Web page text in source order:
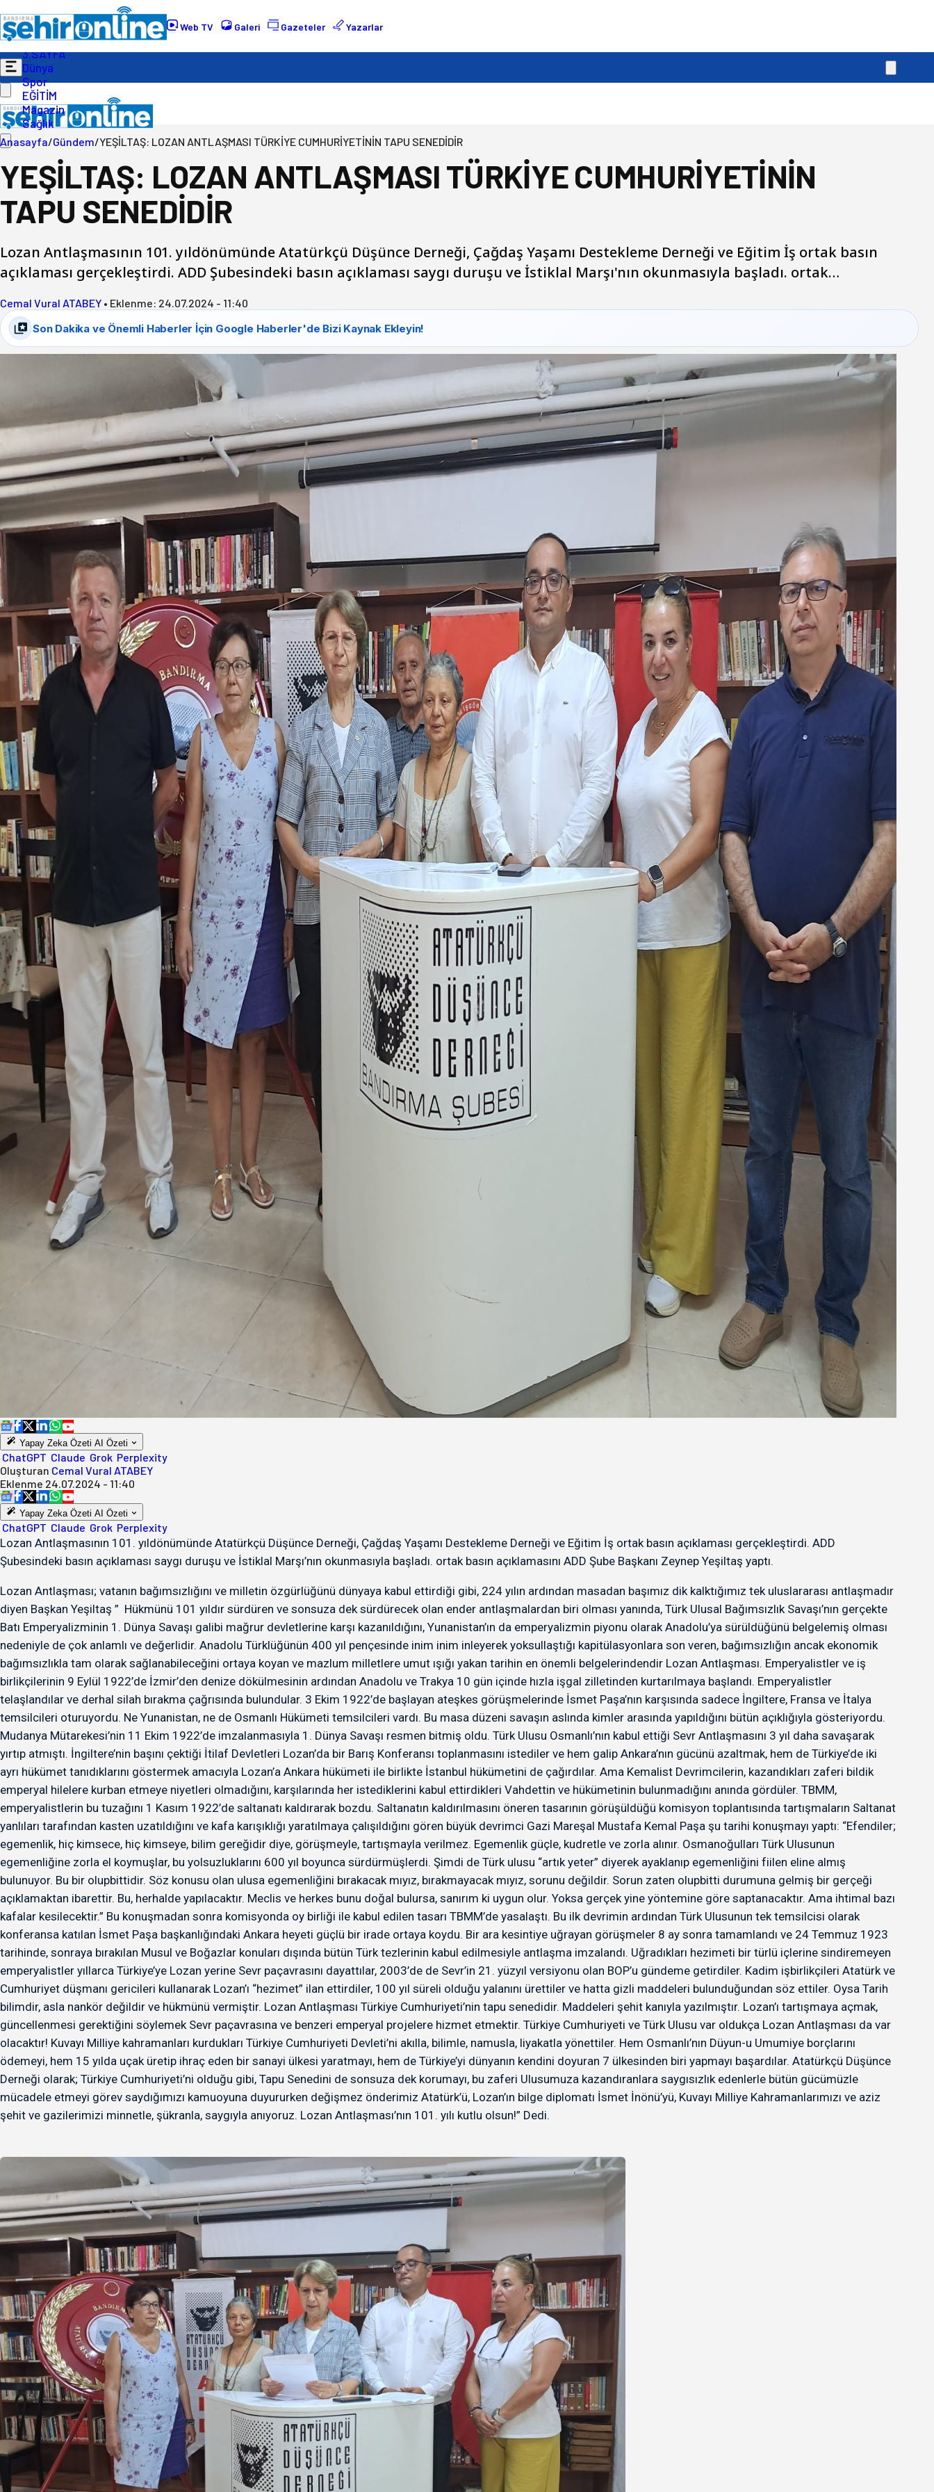
Web TV Galeri Gazeteler Yazarlar
Gündem
Ekonomi
Politika
3.SAYFA
Dünya
Spor
EĞİTİM
Magazin
Sağlık
Anasayfa/Gündem/YEŞİLTAŞ: LOZAN ANTLAŞMASI TÜRKİYE CUMHURİYETİNİN TAPU SENEDİDİR
YEŞİLTAŞ: LOZAN ANTLAŞMASI TÜRKİYE CUMHURİYETİNİN
TAPU SENEDİDİR
Lozan Antlaşmasının 101. yıldönümünde Atatürkçü Düşünce Derneği, Çağdaş Yaşamı Destekleme Derneği ve Eğitim İş ortak basın
açıklaması gerçekleştirdi. ADD Şubesindeki basın açıklaması saygı duruşu ve İstiklal Marşı'nın okunmasıyla başladı. ortak…
Cemal Vural ATABEY • Eklenme: 24.07.2024 - 11:40
Son Dakika ve Önemli Haberler İçin Google Haberler'de Bizi Kaynak Ekleyin!
Yapay Zeka Özeti AI Özeti
ChatGPT Claude Grok Perplexity
Oluşturan Cemal Vural ATABEY
Eklenme 24.07.2024 - 11:40
Yapay Zeka Özeti AI Özeti
ChatGPT Claude Grok Perplexity
Lozan Antlaşmasının 101. yıldönümünde Atatürkçü Düşünce Derneği, Çağdaş Yaşamı Destekleme Derneği ve Eğitim İş ortak basın açıklaması gerçekleştirdi. ADD
Şubesindeki basın açıklaması saygı duruşu ve İstiklal Marşı’nın okunmasıyla başladı. ortak basın açıklamasını ADD Şube Başkanı Zeynep Yeşiltaş yaptı.
Lozan Antlaşması; vatanın bağımsızlığını ve milletin özgürlüğünü dünyaya kabul ettirdiği gibi, 224 yılın ardından masadan başımız dik kalktığımız tek uluslararası antlaşmadır
diyen Başkan Yeşiltaş ” Hükmünü 101 yıldır sürdüren ve sonsuza dek sürdürecek olan ender antlaşmalardan biri olması yanında, Türk Ulusal Bağımsızlık Savaşı’nın gerçekte
Batı Emperyalizminin 1. Dünya Savaşı galibi mağrur devletlerine karşı kazanıldığını, Yunanistan’ın da emperyalizmin piyonu olarak Anadolu’ya sürüldüğünü belgelemiş olması
nedeniyle de çok anlamlı ve değerlidir. Anadolu Türklüğünün 400 yıl pençesinde inim inim inleyerek yoksullaştığı kapitülasyonlara son veren, bağımsızlığın ancak ekonomik
bağımsızlıkla tam olarak sağlanabileceğini ortaya koyan ve mazlum milletlere umut ışığı yakan tarihin en önemli belgelerindendir Lozan Antlaşması. Emperyalistler ve iş
birlikçilerinin 9 Eylül 1922’de İzmir’den denize dökülmesinin ardından Anadolu ve Trakya 10 gün içinde hızla işgal zilletinden kurtarılmaya başlandı. Emperyalistler
telaşlandılar ve derhal silah bırakma çağrısında bulundular. 3 Ekim 1922’de başlayan ateşkes görüşmelerinde İsmet Paşa’nın karşısında sadece İngiltere, Fransa ve İtalya
temsilcileri oturuyordu. Ne Yunanistan, ne de Osmanlı Hükümeti temsilcileri vardı. Bu masa düzeni savaşın aslında kimler arasında yapıldığını bütün açıklığıyla gösteriyordu.
Mudanya Mütarekesi’nin 11 Ekim 1922’de imzalanmasıyla 1. Dünya Savaşı resmen bitmiş oldu. Türk Ulusu Osmanlı’nın kabul ettiği Sevr Antlaşmasını 3 yıl daha savaşarak
yırtıp atmıştı. İngiltere’nin başını çektiği İtilaf Devletleri Lozan’da bir Barış Konferansı toplanmasını istediler ve hem galip Ankara’nın gücünü azaltmak, hem de Türkiye’de iki
ayrı hükümet tanıdıklarını göstermek amacıyla Lozan’a Ankara hükümeti ile birlikte İstanbul hükümetini de çağırdılar. Ama Kemalist Devrimcilerin, kazandıkları zaferi bildik
emperyal hilelere kurban etmeye niyetleri olmadığını, karşılarında her istediklerini kabul ettirdikleri Vahdettin ve hükümetinin bulunmadığını anında gördüler. TBMM,
emperyalistlerin bu tuzağını 1 Kasım 1922’de saltanatı kaldırarak bozdu. Saltanatın kaldırılmasını öneren tasarının görüşüldüğü komisyon toplantısında tartışmaların Saltanat
yanlıları tarafından kasten uzatıldığını ve kafa karışıklığı yaratılmaya çalışıldığını gören büyük devrimci Gazi Mareşal Mustafa Kemal Paşa şu tarihi konuşmayı yaptı: “Efendiler;
egemenlik, hiç kimsece, hiç kimseye, bilim gereğidir diye, görüşmeyle, tartışmayla verilmez. Egemenlik güçle, kudretle ve zorla alınır. Osmanoğulları Türk Ulusunun
egemenliğine zorla el koymuşlar, bu yolsuzluklarını 600 yıl boyunca sürdürmüşlerdi. Şimdi de Türk ulusu “artık yeter” diyerek ayaklanıp egemenliğini fiilen eline almış
bulunuyor. Bu bir olupbittidir. Söz konusu olan ulusa egemenliğini bırakacak mıyız, bırakmayacak mıyız, sorunu değildir. Sorun zaten olupbitti durumuna gelmiş bir gerçeği
açıklamaktan ibarettir. Bu, herhalde yapılacaktır. Meclis ve herkes bunu doğal bulursa, sanırım ki uygun olur. Yoksa gerçek yine yöntemine göre saptanacaktır. Ama ihtimal bazı
kafalar kesilecektir.” Bu konuşmadan sonra komisyonda oy birliği ile kabul edilen tasarı TBMM’de yasalaştı. Bu ilk devrimin ardından Türk Ulusunun tek temsilcisi olarak
konferansa katılan İsmet Paşa başkanlığındaki Ankara heyeti güçlü bir irade ortaya koydu. Bir ara kesintiye uğrayan görüşmeler 8 ay sonra tamamlandı ve 24 Temmuz 1923
tarihinde, sonraya bırakılan Musul ve Boğazlar konuları dışında bütün Türk tezlerinin kabul edilmesiyle antlaşma imzalandı. Uğradıkları hezimeti bir türlü içlerine sindiremeyen
emperyalistler yıllarca Türkiye’ye Lozan yerine Sevr paçavrasını dayattılar, 2003’de de Sevr’in 21. yüzyıl versiyonu olan BOP’u gündeme getirdiler. Kadim işbirlikçileri Atatürk ve
Cumhuriyet düşmanı gericileri kullanarak Lozan’ı “hezimet” ilan ettirdiler, 100 yıl süreli olduğu yalanını ürettiler ve hatta gizli maddeleri bulunduğundan söz ettiler. Oysa Tarih
bilimdir, asla nankör değildir ve hükmünü vermiştir. Lozan Antlaşması Türkiye Cumhuriyeti’nin tapu senedidir. Maddeleri şehit kanıyla yazılmıştır. Lozan’ı tartışmaya açmak,
güncellenmesi gerektiğini söylemek Sevr paçavrasına ve benzeri emperyal projelere hizmet etmektir. Türkiye Cumhuriyeti ve Türk Ulusu var oldukça Lozan Antlaşması da var
olacaktır! Kuvayı Milliye kahramanları kurdukları Türkiye Cumhuriyeti Devleti’ni akılla, bilimle, namusla, liyakatla yönettiler. Hem Osmanlı’nın Düyun-u Umumiye borçlarını
ödemeyi, hem 15 yılda uçak üretip ihraç eden bir sanayi ülkesi yaratmayı, hem de Türkiye’yi dünyanın kendini doyuran 7 ülkesinden biri yapmayı başardılar. Atatürkçü Düşünce
Derneği olarak; Türkiye Cumhuriyeti’ni olduğu gibi, Tapu Senedini de sonsuza dek korumayı, bu zaferi Ulusumuza kazandıranlara saygısızlık edenlerle bütün gücümüzle
mücadele etmeyi görev saydığımızı kamuoyuna duyururken değişmez önderimiz Atatürk’ü, Lozan’ın bilge diplomatı İsmet İnönü’yü, Kuvayı Milliye Kahramanlarımızı ve aziz
şehit ve gazilerimizi minnetle, şükranla, saygıyla anıyoruz. Lozan Antlaşması’nın 101. yılı kutlu olsun!” Dedi.